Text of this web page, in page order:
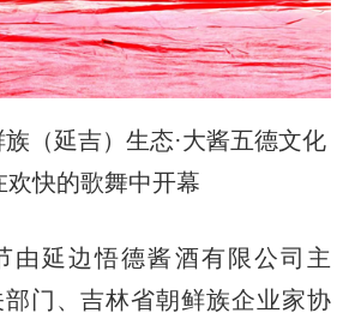
（延吉）生态·大酱五德文化
欢快的歌舞中开幕
延边悟德酱酒有限公司主
门、吉林省朝鲜族企业家协